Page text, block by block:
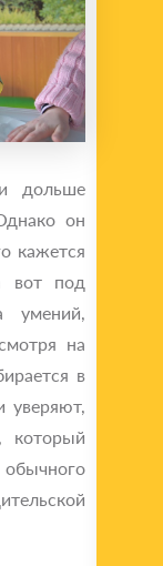
дольше
он
кажется
вот под
умений,
на
в
уверяют,
который